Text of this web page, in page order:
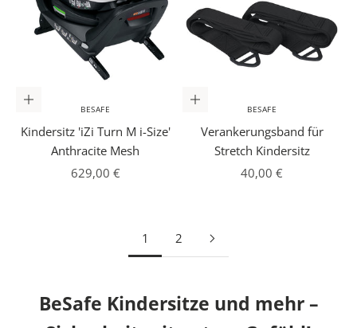
In den Warenkorb
BESAFE
Kindersitz 'iZi Turn M i-Size'
Anthracite Mesh
Angebot
629,00 €
In den Warenkorb
BESAFE
Verankerungsband für
Stretch Kindersitz
Angebot
40,00 €
1 2
BeSafe Kindersitze und mehr –